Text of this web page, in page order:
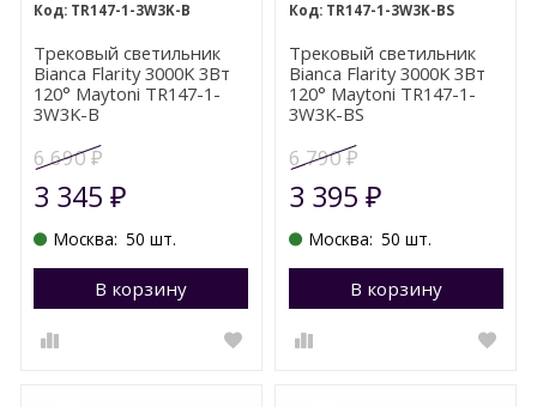
TR147-1-3W3K-B
Трековый светильник
Bianca Flarity 3000K 3Вт
120° Maytoni TR147-1-
3W3K-B
6 690₽
3 345₽
Москва: 50 шт.
В корзину Перейти в корзину
TR147-1-3W3K-BS
Трековый светильник
Bianca Flarity 3000K 3Вт
120° Maytoni TR147-1-
3W3K-BS
6 790₽
3 395 ₽
Москва: 50 шт.
В корзину